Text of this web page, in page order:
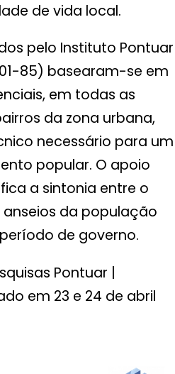
de vida local.
pelo Instituto Pontuar
85) basearam-se em
em todas as
da zona urbana,
necessário para um
popular. O apoio
a sintonia entre o
da população
de governo.
Pontuar |
em 23 e 24 de abril